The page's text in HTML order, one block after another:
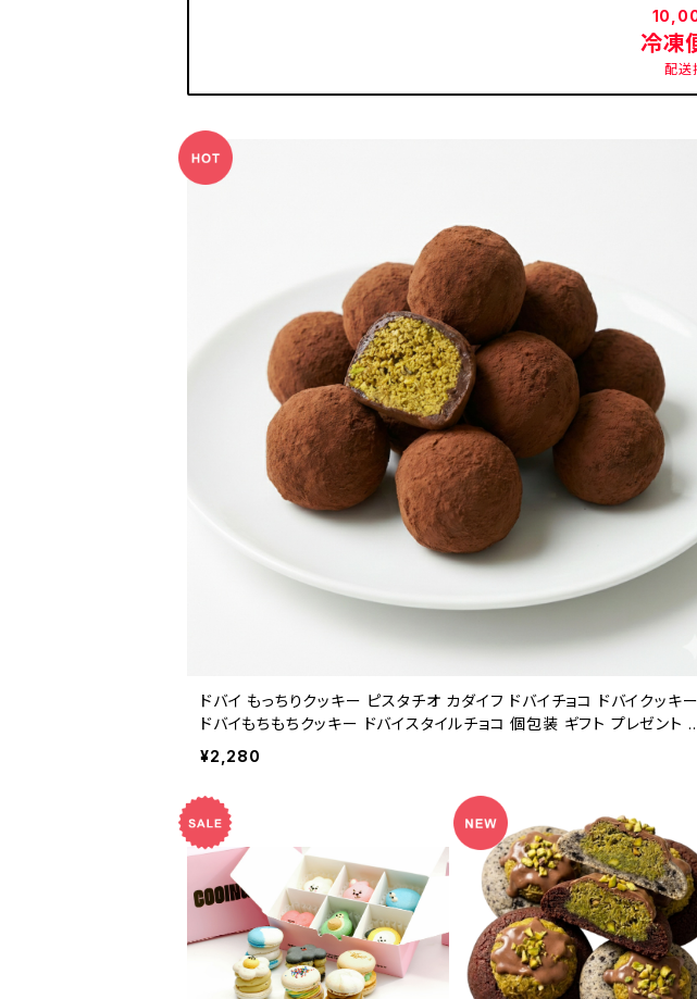
冷凍
配送
ドバイ もっちりクッキー ピスタチオ カダイフ ドバイチョコ ドバイクッキー
ドバイもちもちクッキー ドバイスタイルチョコ 個包装 ギフト プレゼント
チギフト 可愛い おしゃれ 洋菓子 スイーツ お菓子 話題 新商品 4個セット
¥2,280